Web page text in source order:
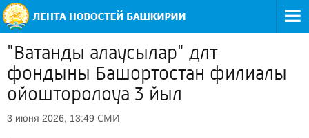
"Ватанды алаусылар" длт
фондыны Башортостан филиалы
ойошторолоуа 3 йыл
3 июня 2026, 13:49 СМИ